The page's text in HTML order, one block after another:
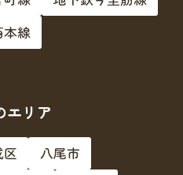
本線
エリア
区
八尾市